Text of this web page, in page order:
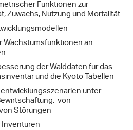
Funktionen zur
Zuwachs, Nutzung und Mortalität
an
der Walddaten für das
und die Kyoto Tabellen
unter
von
Störungen